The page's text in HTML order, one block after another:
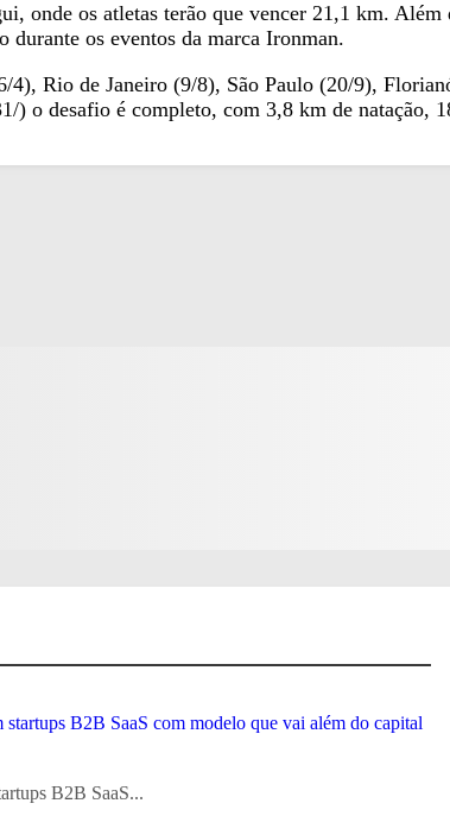
onde os atletas terão que vencer 21,1 km.
os eventos da marca Ironman.
4), Rio de Janeiro (9/8), São Paulo (20/9),
) o desafio é completo, com 3,8 km de natação,
B2B SaaS...